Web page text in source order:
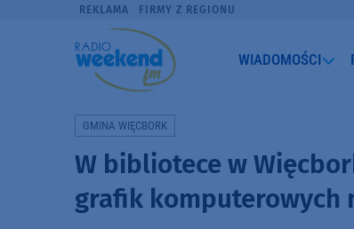
REKLAMA FIRMY Z REGIONU
WIADOMOŚCI
GMINA WIĘCBORK
W bibliotece w
grafik komputerowych